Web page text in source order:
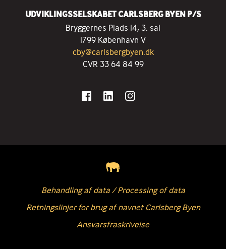
UDVIKLINGSSELSKABET CARLSBERG BYEN P/S
Bryggernes Plads 14, 3. sal
1799 København V
cby@carlsbergbyen.dk
CVR 33 64 84 99
Behandling af data / Processing of data
Retningslinjer for brug af navnet Carlsberg Byen
Ansvarsfraskrivelse